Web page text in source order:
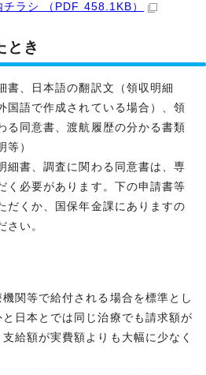
ラシ （PDF 458.1KB）
とき
書、日本語の翻訳文（領収明細
国語で作成されている場合）、領
る同意書、渡航履歴の分かる書類
等）
細書、調査に関わる同意書は、専
く必要があります。下の申請書等
だくか、国保年金課にありますの
さい。
関等で給付される場合を標準とし
日本とでは同じ治療でも請求額が
給額が実費額よりも大幅に少なく